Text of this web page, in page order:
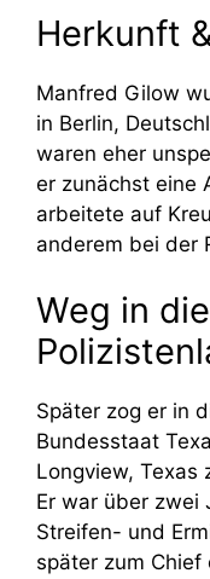
Herkunft
Manfred Gilow
in Berlin,
waren eher
er zunächst eine
arbeitete auf
anderem bei der
Weg in
Später zog er in
Bundesstaat
Longview, Texas
Er war über zwei
Streifen- und
später zum Chief